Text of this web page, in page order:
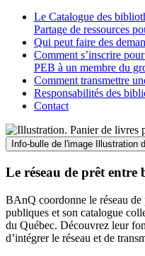
Le Catalogue des
Partage de ressources
Qui peut faire des
Comment s’inscrire
PEB à un membre du
Comment transmettre
Responsabilités des
Contact
Info-bulle de l'image Illustration
Le réseau de prêt
BAnQ coordonne le réseau
publiques et son catalogue
du Québec. Découvrez leur
d’intégrer le réseau et de